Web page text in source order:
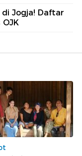
di Jogja! Daftar